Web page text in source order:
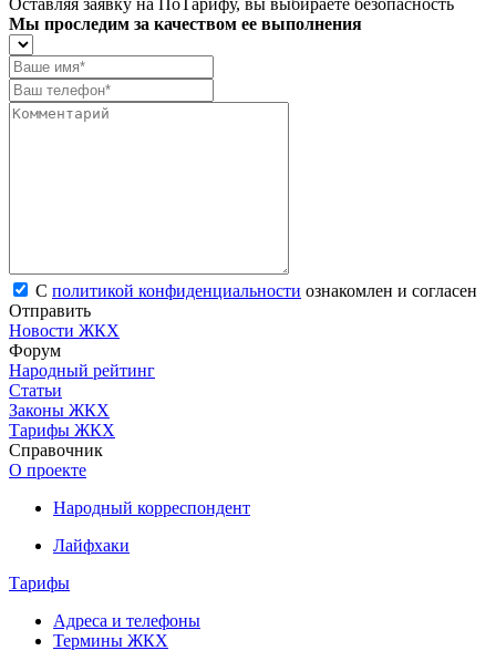
Оставляя заявку на ПоТарифу, вы выбираете безопасность
Мы проследим за качеством ее выполнения
С политикой конфиденциальности ознакомлен и согласен
Отправить
Новости ЖКХ
Форум
Народный рейтинг
Статьи
Законы ЖКХ
Тарифы ЖКХ
Справочник
О проекте
Народный корреспондент
Лайфхаки
Тарифы
Адреса и телефоны
Термины ЖКХ